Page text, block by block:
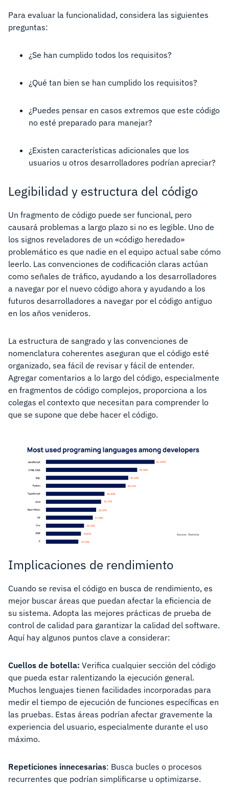
Para evaluar la funcionalidad, considera las siguientes
preguntas:
¿Se han cumplido todos los requisitos?
¿Qué tan bien se han cumplido los requisitos?
¿Puedes pensar en casos extremos que este código
no esté preparado para manejar?
¿Existen características adicionales que los
usuarios u otros desarrolladores podrían apreciar?
Legibilidad y estructura del código
Un fragmento de código puede ser funcional, pero
causará problemas a largo plazo si no es legible. Uno de
los signos reveladores de un «código heredado»
problemático es que nadie en el equipo actual sabe cómo
leerlo. Las convenciones de codificación claras actúan
como señales de tráfico, ayudando a los desarrolladores
a navegar por el nuevo código ahora y ayudando a los
futuros desarrolladores a navegar por el código antiguo
en los años venideros.
La estructura de sangrado y las convenciones de
nomenclatura coherentes aseguran que el código esté
organizado, sea fácil de revisar y fácil de entender.
Agregar comentarios a lo largo del código, especialmente
en fragmentos de código complejos, proporciona a los
colegas el contexto que necesitan para comprender lo
que se supone que debe hacer el código.
Implicaciones de rendimiento
Cuando se revisa el código en busca de rendimiento, es
mejor buscar áreas que puedan afectar la eficiencia de
su sistema. Adopta las mejores prácticas de prueba de
control de calidad para garantizar la calidad del software.
Aquí hay algunos puntos clave a considerar:
Cuellos de botella: Verifica cualquier sección del código
que pueda estar ralentizando la ejecución general.
Muchos lenguajes tienen facilidades incorporadas para
medir el tiempo de ejecución de funciones específicas en
las pruebas. Estas áreas podrían afectar gravemente la
experiencia del usuario, especialmente durante el uso
máximo.
Repeticiones innecesarias: Busca bucles o procesos
recurrentes que podrían simplificarse u optimizarse.